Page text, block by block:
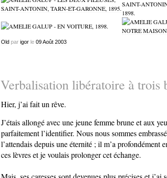
Oldpar igorle 09 Août 2003
Verbalisation libératoire à trois
Hier, j’ai fait un rêve.
J’étais allongé avec une jeune femme brune et aux
parfaitement l’identifier. Nous nous sommes
l’attendais depuis une éternité ; il m’a profondément
ces lèvres et je voulais prolonger cet échange.